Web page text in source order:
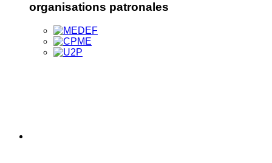
organisations patronales